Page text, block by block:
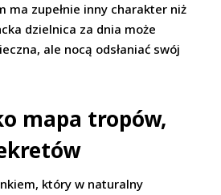
ma zupełnie inny charakter niż
dzielnica za dnia może
ale nocą odsłaniać swój
mapa tropów,
który w naturalny